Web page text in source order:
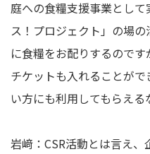
庭への食糧支援事業とし
ス！プロジェクト」の場
に食糧をお配りするので
チケットも入れることが
い方にも利用してもらえる
岩﨑：CSR活動とは言え